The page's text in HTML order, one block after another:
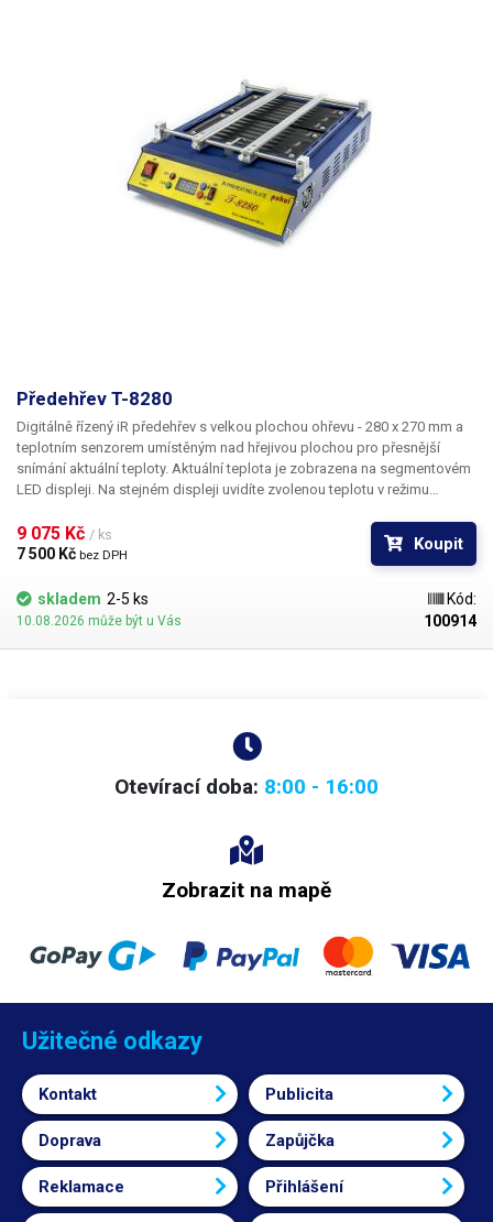
Předehřev T-8280
Digitálně řízený iR předehřev s velkou plochou ohřevu - 280 x 270 mm a
teplotním senzorem umístěným nad hřejivou plochou pro přesnější
snímání aktuální teploty. Aktuální teplota je zobrazena na segmentovém
LED displeji. Na stejném displeji uvidíte zvolenou teplotu v režimu
9 075 Kč / ks
7 500 Kč bez DPH
Koupit
skladem 2-5 ks
10.08.2026 může být u Vás
Kód:
100914
Otevírací doba: 8:00 - 16:00
Zobrazit na mapě
Užitečné odkazy
Kontakt Publicita
Doprava Zapůjčka
Reklamace Přihlášení